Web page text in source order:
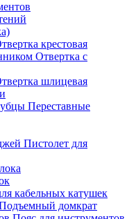
крестовая
Отвертка с
шлицевая
Переставные
Пистолет для
кабельных катушек
домкрат